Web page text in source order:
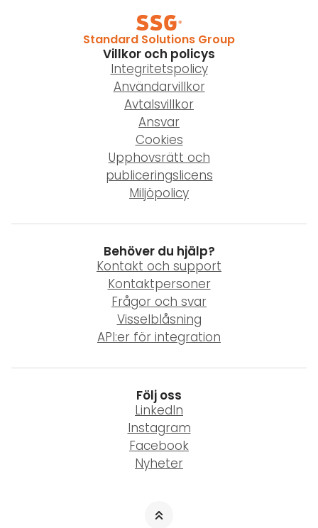
Standard Solutions Group
Villkor och policys
Integritetspolicy
Användarvillkor
Avtalsvillkor
Ansvar
Cookies
Upphovsrätt och
publiceringslicens
Miljöpolicy
Behöver du hjälp?
Kontakt och support
Kontaktpersoner
Frågor och svar
Visselblåsning
API:er för integration
Följ oss
LinkedIn
Instagram
Facebook
Nyheter